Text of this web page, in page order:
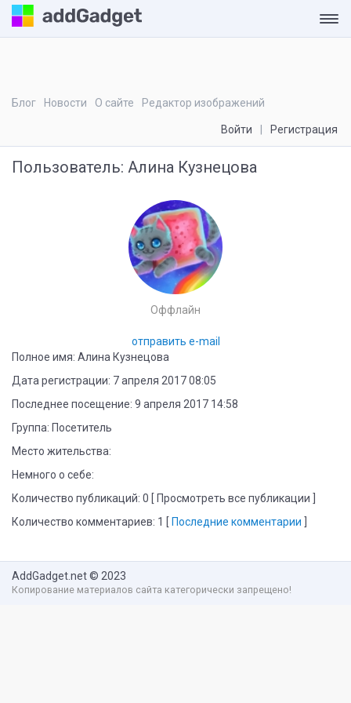
Блог Новости О сайте Редактор изображений
Войти Регистрация
Пользователь: Алина Кузнецова
Оффлайн
отправить e-mail
Полное имя: Алина Кузнецова
Дата регистрации: 7 апреля 2017 08:05
Последнее посещение: 9 апреля 2017 14:58
Группа: Посетитель
Место жительства:
Немного о себе:
Количество публикаций: 0 [ Просмотреть все публикации ]
Количество комментариев: 1 [Последние комментарии ]
AddGadget.net© 2023
Копирование материалов сайта категорически запрещено!